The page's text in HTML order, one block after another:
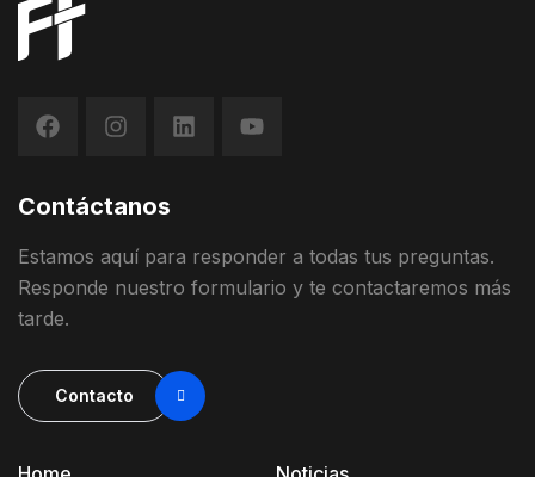
Contáctanos
Estamos aquí para responder a todas tus preguntas.
Responde nuestro formulario y te contactaremos más
tarde.
Contacto